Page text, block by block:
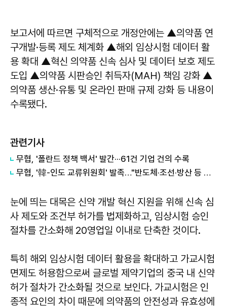
보고서에 따르면 구체적으로 개정안에는 ▲의약품 연
구개발·등록 제도 체계화 ▲해외 임상시험 데이터 활
용 확대 ▲혁신 의약품 신속 심사 및 데이터 보호 제도
도입 ▲의약품 시판승인 취득자(MAH) 책임 강화 ▲
의약품 생산·유통 및 온라인 판매 규제 강화 등 내용이
수록됐다.
관련기사
무협, '폴란드 정책 백서' 발간···61건 기업 건의 수록
무협, '韓-인도 교류위원회' 발족…"반도체·조선·방산 등 협력 여지 크다"
눈에 띄는 대목은 신약 개발 혁신 지원을 위해 신속 심
사 제도와 조건부 허가를 법제화하고, 임상시험 승인
절차를 간소화해 20영업일 이내로 단축한 것이다.
특히 해외 임상시험 데이터 활용을 확대하고 가교시험
면제도 허용함으로써 글로벌 제약기업의 중국 내 신약
허가 절차가 간소화될 것으로 보인다. 가교시험은 인
종적 요인의 차이 때문에 의약품의 안전성과 유효성에